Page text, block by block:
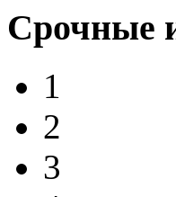
Срочные
1
2
3